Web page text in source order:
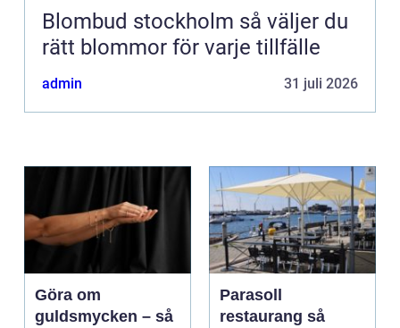
Blombud stockholm så väljer du
rätt blommor för varje tillfälle
admin 31 juli 2026
Göra om
guldsmycken – så
Parasoll
restaurang så